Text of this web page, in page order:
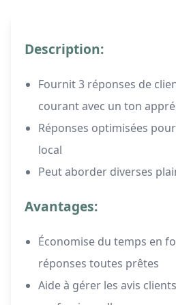
Description:
Fournit 3 réponses de
courant avec un ton
Réponses optimisées
local
Peut aborder diverses
Avantages:
Économise du temps en
réponses toutes prêtes
Aide à gérer les avis